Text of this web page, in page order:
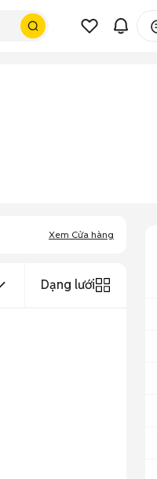
Xem Cửa hàng
Dạng lưới